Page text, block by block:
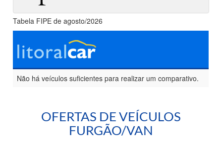
Tabela FIPE de agosto/2026
Não há veículos suficientes para realizar um comparativo.
OFERTAS DE VEÍCULOS
FURGÃO/VAN